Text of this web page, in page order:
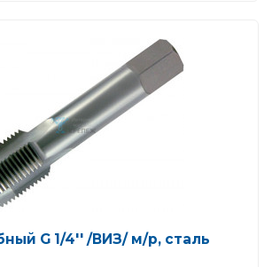
G 1/4'' /ВИЗ/ м/р, сталь